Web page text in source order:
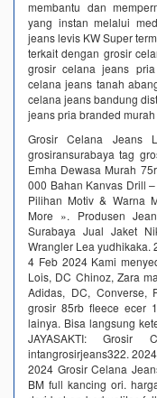
membantu dan
yang instan melalui
jeans levis KW Super
terkait dengan grosir
grosir celana jeans
celana jeans tanah
celana jeans bandung
jeans pria branded murah
Grosir Celana Jeans
grosiransurabaya tag
Emha Dewasa Murah
000 Bahan Kanvas Drill
Pilihan Motiv & Warna
More ». Produsen
Surabaya Jual Jaket
Wrangler Lea yudhikaka.
4 Feb 2024 Kami
Lois, DC Chinoz, Zara
Adidas, DC, Converse,
grosir 85rb fleece ecer
lainya. Bisa langsung
JAYASAKTI:
intangrosirjeans322.
2024 Grosir Celana
BM full kancing ori.